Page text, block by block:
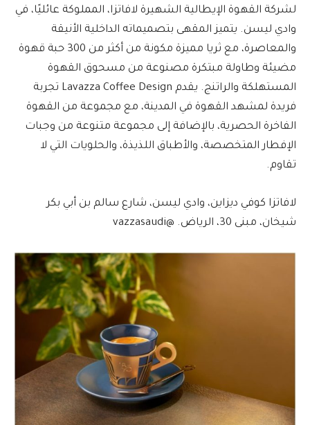
لشركة القهوة الإيطالية الشهيرة لافاتزا، المملوكة عائليًا، في
وادي ليسن. يتميز المقهى بتصميماته الداخلية الأنيقة
والمعاصرة، مع ثريا مميزة مكونة من أكثر من 300 حبة قهوة
مضيئة وطاولة مبتكرة مصنوعة من مسحوق القهوة
المستهلكة والراتنج. يقدم Lavazza Coffee Design تجربة
فريدة لمشهد القهوة في المدينة، مع مجموعة من القهوة
الفاخرة الحصرية، بالإضافة إلى مجموعة متنوعة من وجبات
الإفطار المتخصصة، والأطباق اللذيذة، والحلويات التي لا
تقاوم.
لافاتزا كوفي ديزاين، وادي ليسن، شارع سالم بن أبي بكر
شيخان، مبنى 30، الرياض. @vazzasaudi